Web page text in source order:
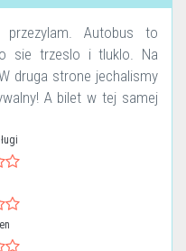
Autobus to
sie trzeslo i tluklo. Na
druga strone jechalismy
A bilet w tej samej